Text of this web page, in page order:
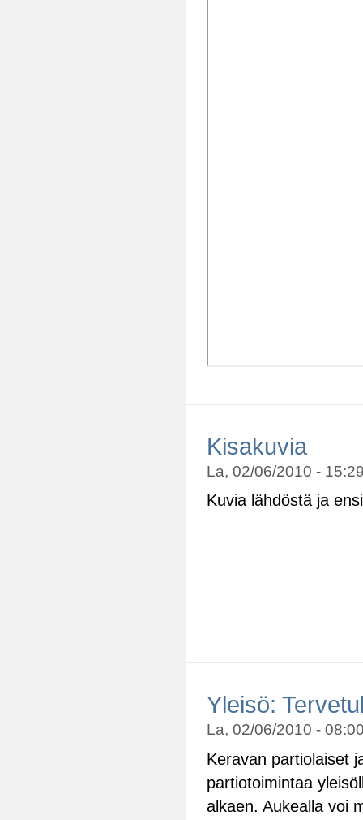
Kisakuvia
La, 02/06/2010 -
Kuvia lähdöstä ja
Yleisö:
La, 02/06/2010 -
Keravan partiolaiset
partiotoimintaa
alkaen. Aukealla voi